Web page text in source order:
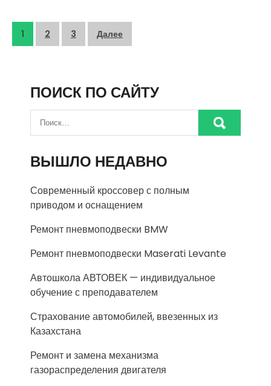
Пагинация
1 2 3 Далее
ПОИСК ПО САЙТУ
ВЫШЛО НЕДАВНО
Современный кроссовер с полным
приводом и оснащением
Ремонт пневмоподвески BMW
Ремонт пневмоподвески Maserati Levante
Автошкола АВТОВЕК — индивидуальное
обучение с преподавателем
Страхование автомобилей, ввезенных из
Казахстана
Ремонт и замена механизма
газораспределения двигателя